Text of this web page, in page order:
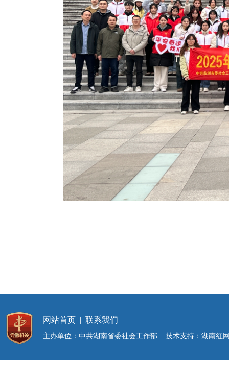
网站首页 |联系我们
主办单位：中共湖南省委社会工作部 技术支持：湖南红